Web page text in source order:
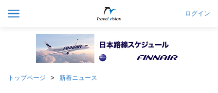
ログイン
トップページ 新着ニュース